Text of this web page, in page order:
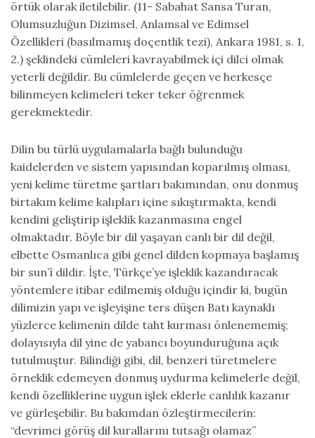
örtük olarak iletilebilir. (11- Sabahat Sansa Turan,
Olumsuzluğun Dizimsel, Anlamsal ve Edimsel
Özellikleri (basılmamış doçentlik tezi), Ankara 1981, s. 1,
2.) şeklindeki cümleleri kavrayabilmek içi dilci olmak
yeterli değildir. Bu cümlelerde geçen ve herkesçe
bilinmeyen kelimeleri teker teker öğrenmek
gerekmektedir.
Dilin bu türlü uygulamalarla bağlı bulunduğu
kaidelerden ve sistem yapısından koparılmış olması,
yeni kelime türetme şartları bakımından, onu donmuş
birtakım kelime kalıpları içine sıkıştırmakta, kendi
kendini geliştirip işleklik kazanmasına engel
olmaktadır. Böyle bir dil yaşayan canlı bir dil değil,
elbette Osmanlıca gibi genel dilden kopmaya başlamış
bir sun’î dildir. İşte, Türkçe’ye işleklik kazandıracak
yöntemlere itibar edilmemiş olduğu içindir ki, bugün
dilimizin yapı ve işleyişine ters düşen Batı kaynaklı
yüzlerce kelimenin dilde taht kurması önlenememiş;
dolayısıyla dil yine de yabancı boyunduruğuna açık
tutulmuştur. Bilindiği gibi, dil, benzeri türetmelere
örneklik edemeyen donmuş uydurma kelimelerle değil,
kendi özelliklerine uygun işlek eklerle canlılık kazanır
ve gürleşebilir. Bu bakımdan özleştirmecilerin:
“devrimci görüş dil kurallarını tutsağı olamaz”